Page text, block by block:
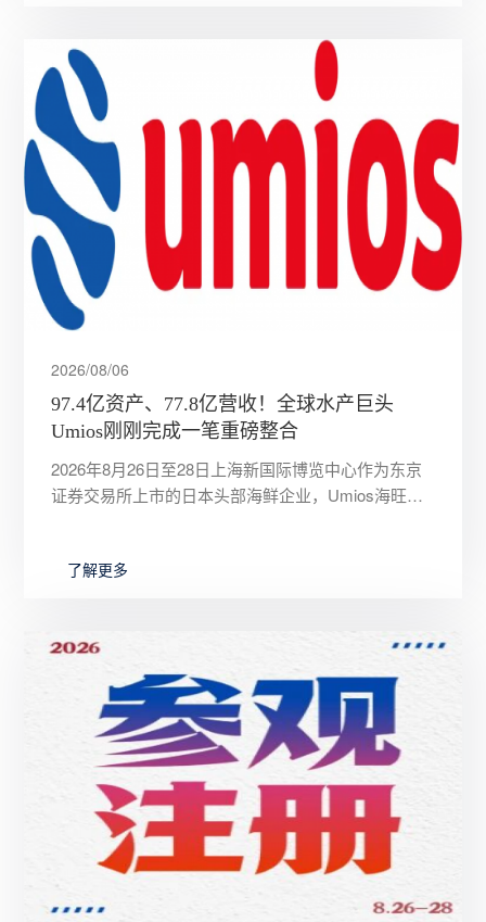
2026/08/06
97.4亿资产、77.8亿营收！全球水产巨头
Umios刚刚完成一笔重磅整合
2026年8月26日至28日上海新国际博览中心作为东京
证券交易所上市的日本头部海鲜企业，Umios海旺达
了解更多